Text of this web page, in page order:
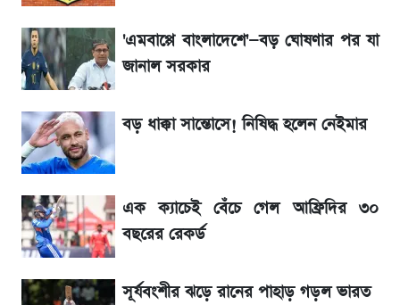
শেখ হাসিনার দেশে ফেরা নিয়ে যা বললেন রুমিন
ফারহানা
লাফিয়ে বাড়ল স্বর্ণের দাম, এক মাসের মধ্যে সর্বোচ্চ
রেকর্ড
৬ আগস্ট দেশের বাজারে স্বর্ণের দাম
শেখ হাসিনার বক্তব্য ঘিরে ভারতকে কড়া বার্তা
বাংলাদেশের
'এমবাপ্পে বাংলাদেশে'—বড় ঘোষণার পর যা
জানাল সরকার
বড় ধাক্কা সান্তোসে! নিষিদ্ধ হলেন নেইমার
এক ক্যাচেই বেঁচে গেল আফ্রিদির ৩০
বছরের রেকর্ড
সূর্যবংশীর ঝড়ে রানের পাহাড় গড়ল ভারত